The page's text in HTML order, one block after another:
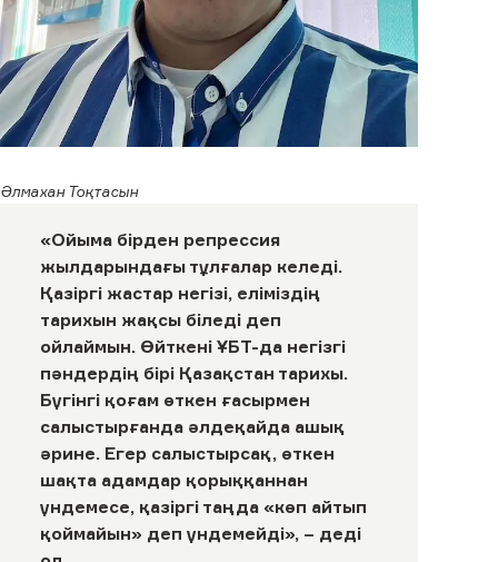
Әлмахан Тоқтасын
«Ойыма бірден репрессия
жылдарындағы тұлғалар келеді.
Қазіргі жастар негізі, еліміздің
тарихын жақсы біледі деп
ойлаймын. Өйткені ҰБТ-да негізгі
пәндердің бірі Қазақстан тарихы.
Бүгінгі қоғам өткен ғасырмен
салыстырғанда әлдеқайда ашық
әрине. Егер салыстырсақ, өткен
шақта адамдар қорыққаннан
үндемесе, қазіргі таңда «көп айтып
қоймайын» деп үндемейді», – деді